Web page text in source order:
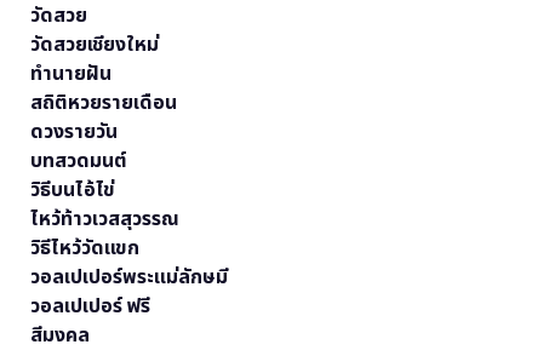
วัดสวย
วัดสวยเชียงใหม่
ทำนายฝัน
สถิติหวยรายเดือน
ดวงรายวัน
บทสวดมนต์
วิธีบนไอ้ไข่
ไหว้ท้าวเวสสุวรรณ
วิธีไหว้วัดแขก
วอลเปเปอร์พระแม่ลักษมี
วอลเปเปอร์ ฟรี
สีมงคล